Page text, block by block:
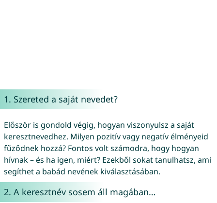
1. Szereted a saját nevedet?
Először is gondold végig, hogyan viszonyulsz a saját
keresztnevedhez. Milyen pozitív vagy negatív élményeid
fűződnek hozzá? Fontos volt számodra, hogy hogyan
hívnak – és ha igen, miért? Ezekből sokat tanulhatsz, ami
segíthet a babád nevének kiválasztásában.
2. A keresztnév sosem áll magában…